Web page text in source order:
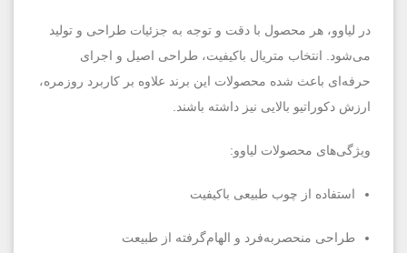
در لیاوو، هر محصول با دقت و توجه به جزئیات طراحی و تولید
می‌شود. انتخاب متریال باکیفیت، طراحی اصیل و اجرای
حرفه‌ای باعث شده محصولات این برند علاوه بر کاربرد روزمره،
ارزش دکوراتیو بالایی نیز داشته باشند.
ویژگی‌های محصولات لیاوو:
استفاده از چوب طبیعی باکیفیت
طراحی منحصربه‌فرد و الهام‌گرفته از طبیعت